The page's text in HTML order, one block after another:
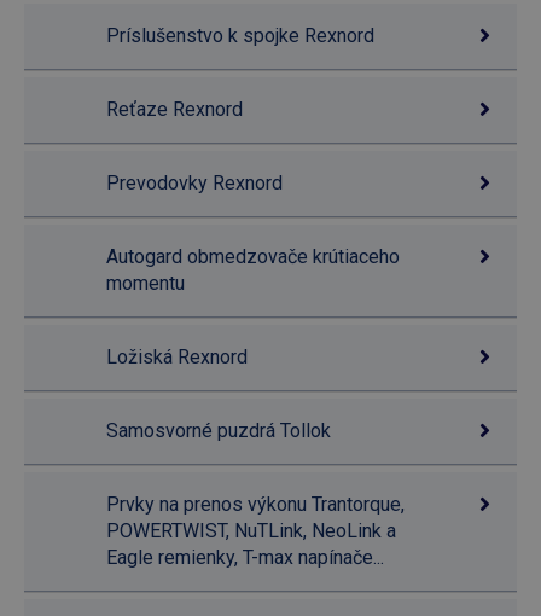
Príslušenstvo k spojke Rexnord
Reťaze Rexnord
Prevodovky Rexnord
Autogard obmedzovače krútiaceho
momentu
Ložiská Rexnord
Samosvorné puzdrá Tollok
Prvky na prenos výkonu Trantorque,
POWERTWIST, NuTLink, NeoLink a
Eagle remienky, T-max napínače...